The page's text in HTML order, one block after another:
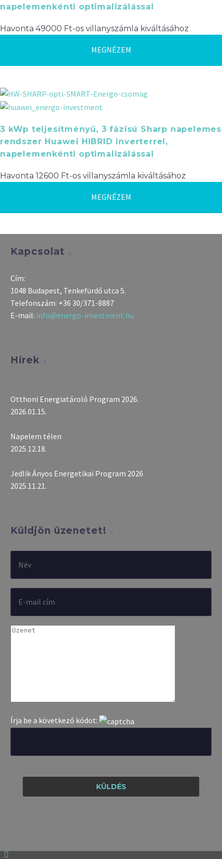
napelemenkénti optimalizálással
Havonta 49000 Ft-os villanyszámla kiváltásához
MEGNÉZEM
3 kWp teljesítményű, 3 fázisú Sharp napelemes
rendszer Huawei HIBRID inverterrel,
napelemenkénti optimalizálással
Havonta 12600 Ft-os villanyszámla kiváltásához
MEGNÉZEM
Kapcsolat
Cím:
1048 Budapest, Tenkefürdő utca 5.
Telefonszám: +36 30/371-8887
E-mail: info@energo-investment.hu
Hírek
Otthoni Energiatároló Program 2026.
2026.01.15.
Napelem télen
2025.12.18.
Jedlik Ányos Energetikai Program 2026
2025.11.21.
Küldjön üzenetet!
Írja be a következő kódot: